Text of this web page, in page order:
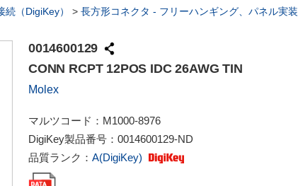
（DigiKey） > 長方形コネクタ - フリーハンギング、パネル実装
0014600129
CONN RCPT 12POS IDC 26AWG TIN
Molex
マルツコード： M1000-8976
DigiKey製品番号： 0014600129-ND
品質ランク： A(DigiKey)